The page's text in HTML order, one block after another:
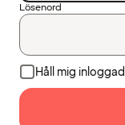
Lösenord
Håll mig inloggad